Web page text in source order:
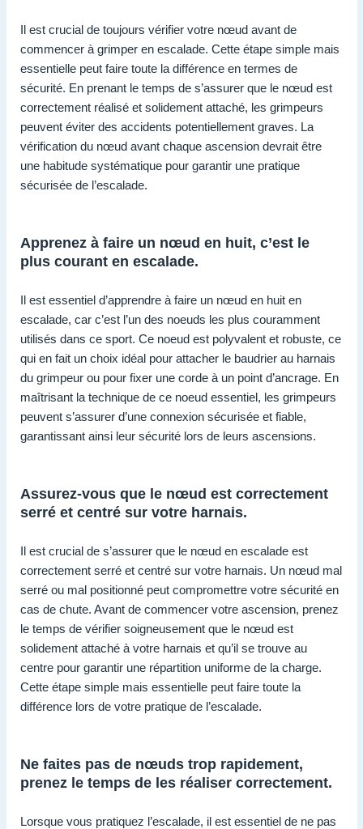
Il est crucial de toujours vérifier votre nœud avant de
commencer à grimper en escalade. Cette étape simple mais
essentielle peut faire toute la différence en termes de
sécurité. En prenant le temps de s’assurer que le nœud est
correctement réalisé et solidement attaché, les grimpeurs
peuvent éviter des accidents potentiellement graves. La
vérification du nœud avant chaque ascension devrait être
une habitude systématique pour garantir une pratique
sécurisée de l’escalade.
Apprenez à faire un nœud en huit, c’est le
plus courant en escalade.
Il est essentiel d’apprendre à faire un nœud en huit en
escalade, car c’est l’un des noeuds les plus couramment
utilisés dans ce sport. Ce noeud est polyvalent et robuste, ce
qui en fait un choix idéal pour attacher le baudrier au harnais
du grimpeur ou pour fixer une corde à un point d’ancrage. En
maîtrisant la technique de ce noeud essentiel, les grimpeurs
peuvent s’assurer d’une connexion sécurisée et fiable,
garantissant ainsi leur sécurité lors de leurs ascensions.
Assurez-vous que le nœud est correctement
serré et centré sur votre harnais.
Il est crucial de s’assurer que le nœud en escalade est
correctement serré et centré sur votre harnais. Un nœud mal
serré ou mal positionné peut compromettre votre sécurité en
cas de chute. Avant de commencer votre ascension, prenez
le temps de vérifier soigneusement que le nœud est
solidement attaché à votre harnais et qu’il se trouve au
centre pour garantir une répartition uniforme de la charge.
Cette étape simple mais essentielle peut faire toute la
différence lors de votre pratique de l’escalade.
Ne faites pas de nœuds trop rapidement,
prenez le temps de les réaliser correctement.
Lorsque vous pratiquez l’escalade, il est essentiel de ne pas